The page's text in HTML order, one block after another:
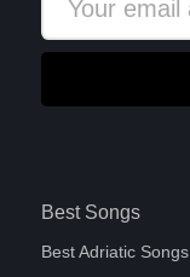
Best Songs
Best Adriatic Songs